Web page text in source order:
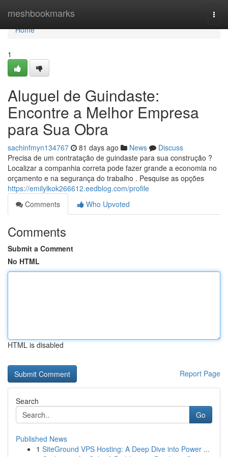
meshbookmarks
Home
Home
1
Aluguel de Guindaste:
Encontre a Melhor Empresa
para Sua Obra
sachinfmyn134767 81 days ago News
Discuss
Precisa de um contratação de guindaste para sua construção ?
Localizar a companhia correta pode fazer grande a economia no
orçamento e na segurança do trabalho . Pesquise as opções
https://emilylkok266612.eedblog.com/profile
Comments
Who Upvoted
Comments
Submit a Comment
No HTML
HTML is disabled
Report Page
Search
Go
Published News
1 SiteGround VPS Hosting: A Deep Dive into Power ...